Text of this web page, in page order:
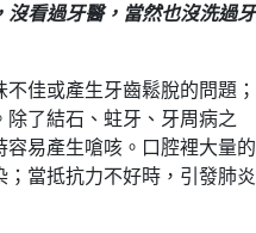
沒看過牙醫，當然也沒洗過牙
佳或產生牙齒鬆脫的問題；
了結石、蛀牙、牙周病之
易產生嗆咳。口腔裡大量的
當抵抗力不好時，引發肺炎